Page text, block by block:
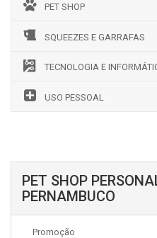
PET SHOP
SQUEEZES E GARRAFAS
TECNOLOGIA E
USO PESSOAL
PET SHOP
PERNAMBUCO
Promoção